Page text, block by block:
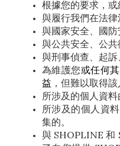
根據您的要求，
與履行我們在法
與國家安全、國
與公共安全、公
與刑事偵查、起
為維護您或任何
益 ，但難以取得
所涉及的個人資料
所涉及的個人資
集的。
與 SHOPLINE 和